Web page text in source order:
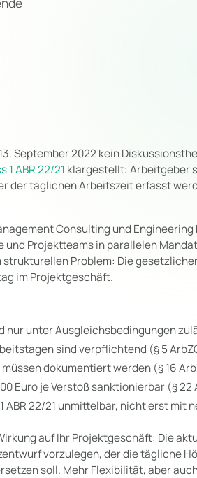
September 2022 kein
1 ABR 22/21 klargestellt: Arbeitgeber
der täglichen Arbeitszeit erfasst
Consulting und
und Projektteams in parallelen
Problem: Die
im Projektgeschäft.
nur unter Ausgleichsbedingungen
sind verpflichtend (§ 5
dokumentiert werden (§ 16
Euro je Verstoß sanktionierbar (§ 22
22/21 unmittelbar, nicht erst mit
auf Ihr Projektgeschäft: Die
vorzulegen, der die tägliche
soll. Mehr Flexibilität, aber